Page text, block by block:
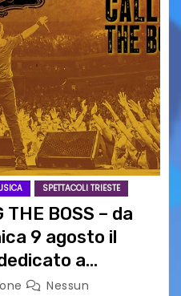
SPETTACOLI TRIESTE
THE BOSS – da
9 agosto il
a
Nessun